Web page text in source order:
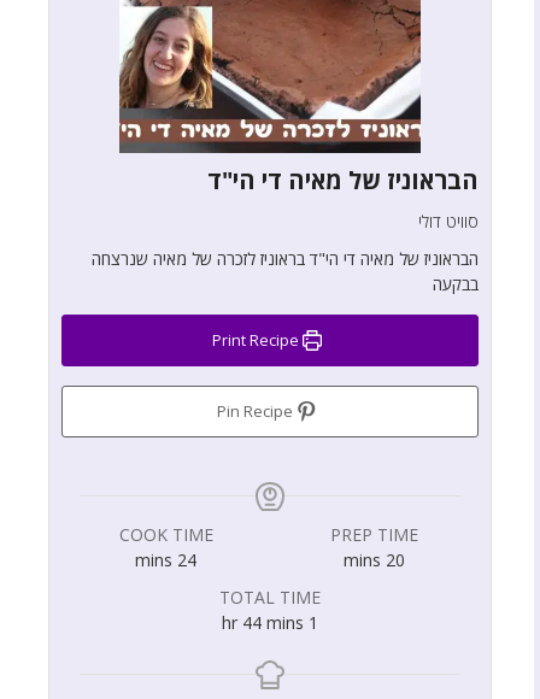
הבראוניז של מאיה די הי"ד
סוויט דולי
הבראוניז של מאיה די הי"ד בראוניז לזכרה של מאיה שנרצחה
בבקעה
PREP TIME
20
mins
COOK TIME
24
mins
TOTAL TIME
1
hr 44 mins